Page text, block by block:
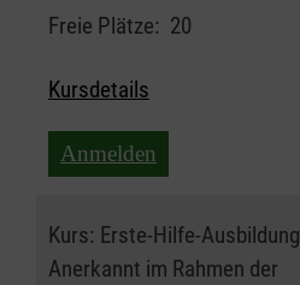
Freie Plätze: 20
Kursdetails
Anmelden
Kurs: Erste-Hilfe-Ausbildung
Anerkannt im Rahmen der